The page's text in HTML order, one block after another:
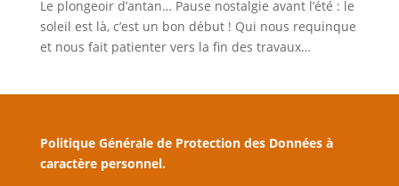
Le plongeoir d’antan… Pause nostalgie avant l’été : le
soleil est là, c’est un bon début ! Qui nous requinque
et nous fait patienter vers la fin des travaux…
Politique Générale de Protection des Données à
caractère personnel.